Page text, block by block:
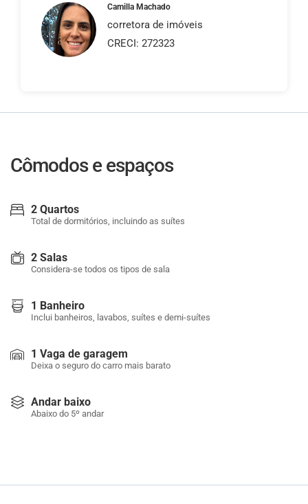
Camilla Machado
corretora de imóveis
CRECI: 272323
Cômodos e espaços
2 Quartos
Total de dormitórios, incluindo as suítes
2 Salas
Considera-se todos os tipos de sala
1 Banheiro
Inclui banheiros, lavabos, suítes e demi-suítes
1 Vaga de garagem
Deixa o seguro do carro mais barato
Andar baixo
Abaixo do 5º andar